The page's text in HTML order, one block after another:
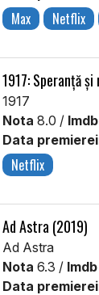
Max Netflix
1917: Speranță
1917
Nota 8.0 / Imdb
Data
Netflix
Ad Astra (2019)
Ad Astra
Nota 6.3 / Imdb
Data